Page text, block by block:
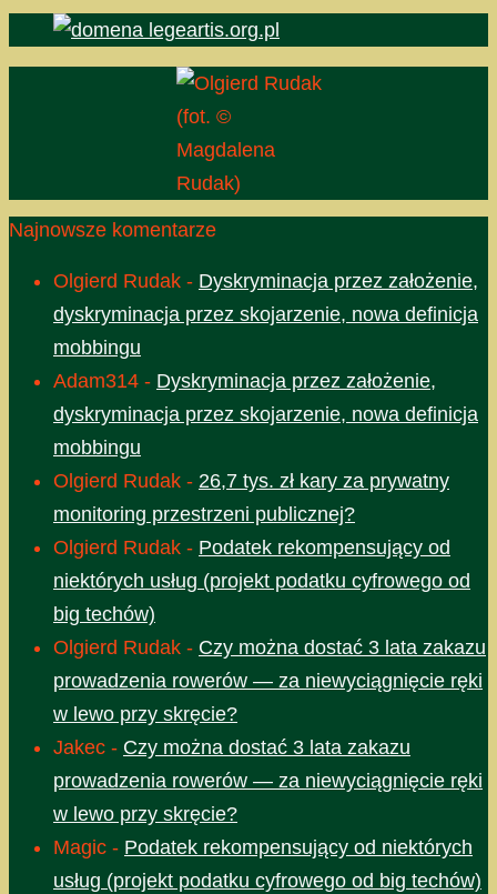
(fot. ©
Magdalena
Rudak)
Najnowsze komentarze
Olgierd Rudak - Dyskryminacja przez założenie,
dyskryminacja przez skojarzenie, nowa definicja
mobbingu
Adam314 - Dyskryminacja przez założenie,
dyskryminacja przez skojarzenie, nowa definicja
mobbingu
Olgierd Rudak - 26,7 tys. zł kary za prywatny
monitoring przestrzeni publicznej?
Olgierd Rudak - Podatek rekompensujący od
niektórych usług (projekt podatku cyfrowego od
big techów)
Olgierd Rudak - Czy można dostać 3 lata zakazu
prowadzenia rowerów — za niewyciągnięcie ręki
w lewo przy skręcie?
Jakec - Czy można dostać 3 lata zakazu
prowadzenia rowerów — za niewyciągnięcie ręki
w lewo przy skręcie?
Magic - Podatek rekompensujący od niektórych
usług (projekt podatku cyfrowego od big techów)